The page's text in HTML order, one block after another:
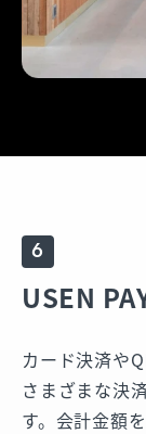
6
USEN
カード決済や
さまざまな決
す。会計金額